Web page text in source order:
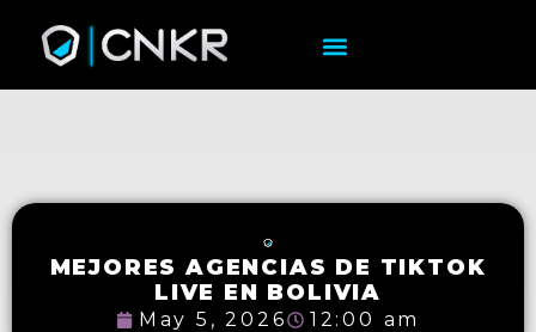
MEJORES AGENCIAS DE TIKTOK
LIVE EN BOLIVIA
May 5, 2026 12:00 am